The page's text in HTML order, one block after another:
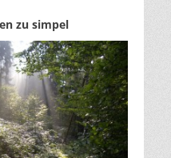
zu simpel